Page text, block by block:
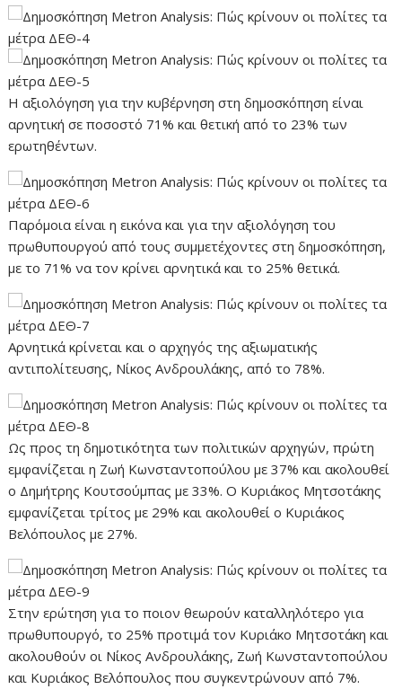
Η αξιολόγηση για την κυβέρνηση στη δημοσκόπηση είναι
αρνητική σε ποσοστό 71% και θετική από το 23% των
ερωτηθέντων.
Παρόμοια είναι η εικόνα και για την αξιολόγηση του
πρωθυπουργού από τους συμμετέχοντες στη δημοσκόπηση,
με το 71% να τον κρίνει αρνητικά και το 25% θετικά.
Αρνητικά κρίνεται και ο αρχηγός της αξιωματικής
αντιπολίτευσης, Νίκος Ανδρουλάκης, από το 78%.
Ως προς τη δημοτικότητα των πολιτικών αρχηγών, πρώτη
εμφανίζεται η Ζωή Κωνσταντοπούλου με 37% και ακολουθεί
ο Δημήτρης Κουτσούμπας με 33%. Ο Κυριάκος Μητσοτάκης
εμφανίζεται τρίτος με 29% και ακολουθεί ο Κυριάκος
Βελόπουλος με 27%.
Στην ερώτηση για το ποιον θεωρούν καταλληλότερο για
πρωθυπουργό, το 25% προτιμά τον Κυριάκο Μητσοτάκη και
ακολουθούν οι Νίκος Ανδρουλάκης, Ζωή Κωνσταντοπούλου
και Κυριάκος Βελόπουλος που συγκεντρώνουν από 7%.